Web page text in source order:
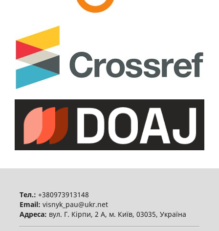
Тел.: +380973913148
Email: visnyk_pau@ukr.net
Адреса: вул. Г. Кірпи, 2 А, м. Київ, 03035, Україна